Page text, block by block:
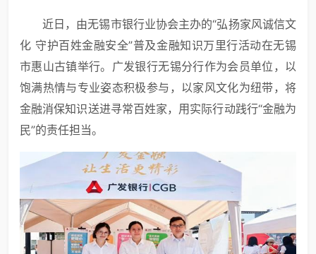
近日，由无锡市银行业协会主办的“弘扬家风诚信文
化 守护百姓金融安全”普及金融知识万里行活动在无锡
市惠山古镇举行。广发银行无锡分行作为会员单位，以
饱满热情与专业姿态积极参与，以家风文化为纽带，将
金融消保知识送进寻常百姓家，用实际行动践行“金融为
民”的责任担当。